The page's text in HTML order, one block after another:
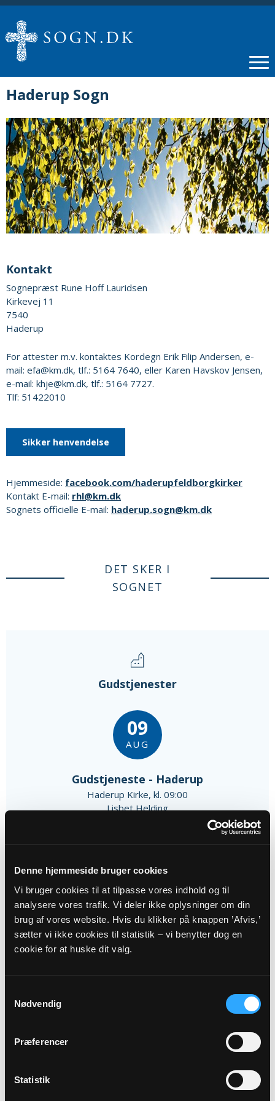
Denne hjemmeside bruger cookies
Vi bruger cookies til at tilpasse vores indhold og til
analysere vores trafik. Vi deler ikke oplysninger om din
brug af vores website. Hvis du klikker på knappen ’Afvis,’
sætter vi ikke cookies til statistik – vi benytter dog en
cookie for at huske dit valg.
Nødvendig
Præferencer
Statistik
Haderup Sogn
Kontakt
Sognepræst Rune Hoff Lauridsen
Kirkevej 11
7540
Haderup
For attester m.v. kontaktes Kordegn Erik Filip Andersen, e-
mail: efa@km.dk, tlf.: 5164 7640, eller Karen Havskov Jensen,
e-mail: khje@km.dk, tlf.: 5164 7727.
Tlf: 51422010
Sikker henvendelse
Hjemmeside: facebook.com/haderupfeldborgkirker
Kontakt E-mail: rhl@km.dk
Sognets officielle E-mail: haderup.sogn@km.dk
DET SKER I
SOGNET
Gudstjenester
09
AUG
Gudstjeneste - Haderup
Haderup Kirke, kl. 09:00
Lisbet Helding
AUG
Friluftsgudstj. - Haderup
Jens Jensens Anlæg, Haderup, kl. 11:00
Rune Hoff Lauridsen